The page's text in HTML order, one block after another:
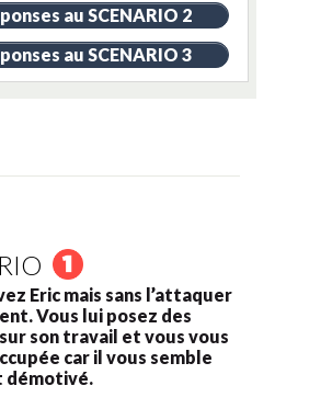
au SCENARIO 2
au SCENARIO 3
Eric mais sans l’attaquer
Vous lui posez des
son travail et vous vous
car il vous semble
démotivé.